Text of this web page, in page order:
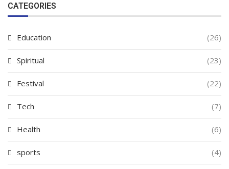
CATEGORIES
Education (26)
Spiritual (23)
Festival (22)
Tech (7)
Health (6)
sports (4)